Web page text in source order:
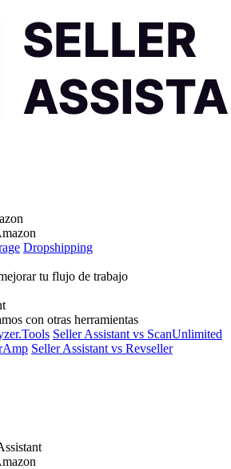
Dropshipping
tu flujo de trabajo
con otras herramientas
Seller Assistant vs ScanUnlimited
Seller Assistant vs Revseller